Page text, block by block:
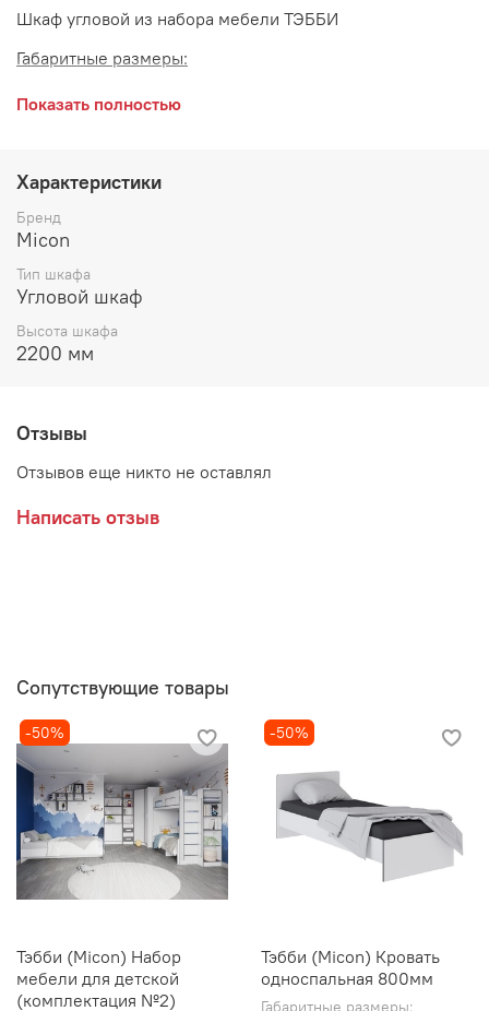
Шкаф угловой из набора мебели ТЭББИ
Габаритные размеры:
длина 800 мм
высота 2200 мм
Цвет:
ЛДСП Белый с тиснением "Древесные поры" / ЛДСП
Графит Серый
ЛДСП Кашемир / ЛДСП Дуб Крафт Золотой
ЛДСП Серый камень / ЛДСП Дуб Крафт Серый
Показать полностью
Характеристики
Бренд
Micon
Тип шкафа
Угловой шкаф
Высота шкафа
2200 мм
Отзывы
Отзывов еще никто не оставлял
Написать отзыв
Сопутствующие товары
-50%
Тэбби (Micon) Набор
мебели для детской
(комплектация №2)
-50%
Тэбби (Micon) Кровать
односпальная 800мм
Габаритные размеры: